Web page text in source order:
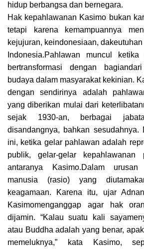
hidup berbangsa dan bernegara.
Hak kepahlawanan Kasimo bukan
tetapi karena kemampuannya
kejujuran, keindonesiaan, dakeutuhan
Indonesia.Pahlawan muncul
bertransformasi dengan
budaya dalam masyarakat kekinian.
dengan sendirinya adalah
yang diberikan mulai dari
sejak 1930-an, berbagai
disandangnya, bahkan sesudahnya.
ini, ketika gelar pahlawan adalah
publik, gelar-gelar kepahlawanan
antaranya Kasimo.Dalam urusan
manusia (rasio) yang
keagamaan. Karena itu, ujar
Kasimomenganggap agar hak
dijamin. “Kalau suatu kali
atau Buddha adalah yang benar,
memeluknya,” kata Kasimo,